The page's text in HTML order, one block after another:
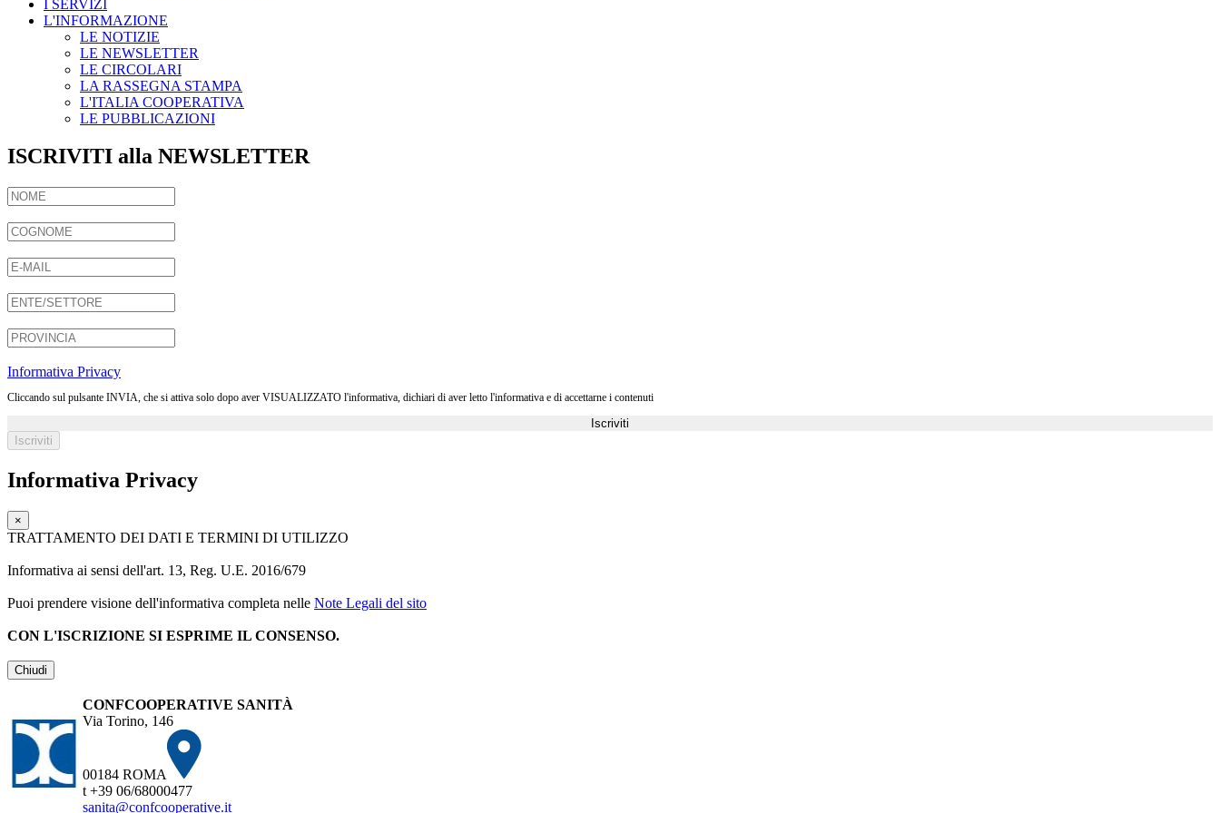
I SERVIZI
L'INFORMAZIONE
LE NOTIZIE
LE NEWSLETTER
LE CIRCOLARI
LA RASSEGNA STAMPA
L'ITALIA COOPERATIVA
LE PUBBLICAZIONI
ISCRIVITI alla NEWSLETTER
Informativa Privacy
Cliccando sul pulsante INVIA, che si attiva solo dopo aver VISUALIZZATO l'informativa, dichiari di aver letto l'informativa e di accettarne i contenuti
Iscriviti
Informativa Privacy
×
TRATTAMENTO DEI DATI E TERMINI DI UTILIZZO
Informativa ai sensi dell'art. 13, Reg. U.E. 2016/679
Puoi prendere visione dell'informativa completa nelle Note Legali del sito
CON L'ISCRIZIONE SI ESPRIME IL CONSENSO.
Chiudi
CONFCOOPERATIVE SANITÀ
Via Torino, 146
00184 ROMA
t +39 06/68000477
sanita@confcooperative.it